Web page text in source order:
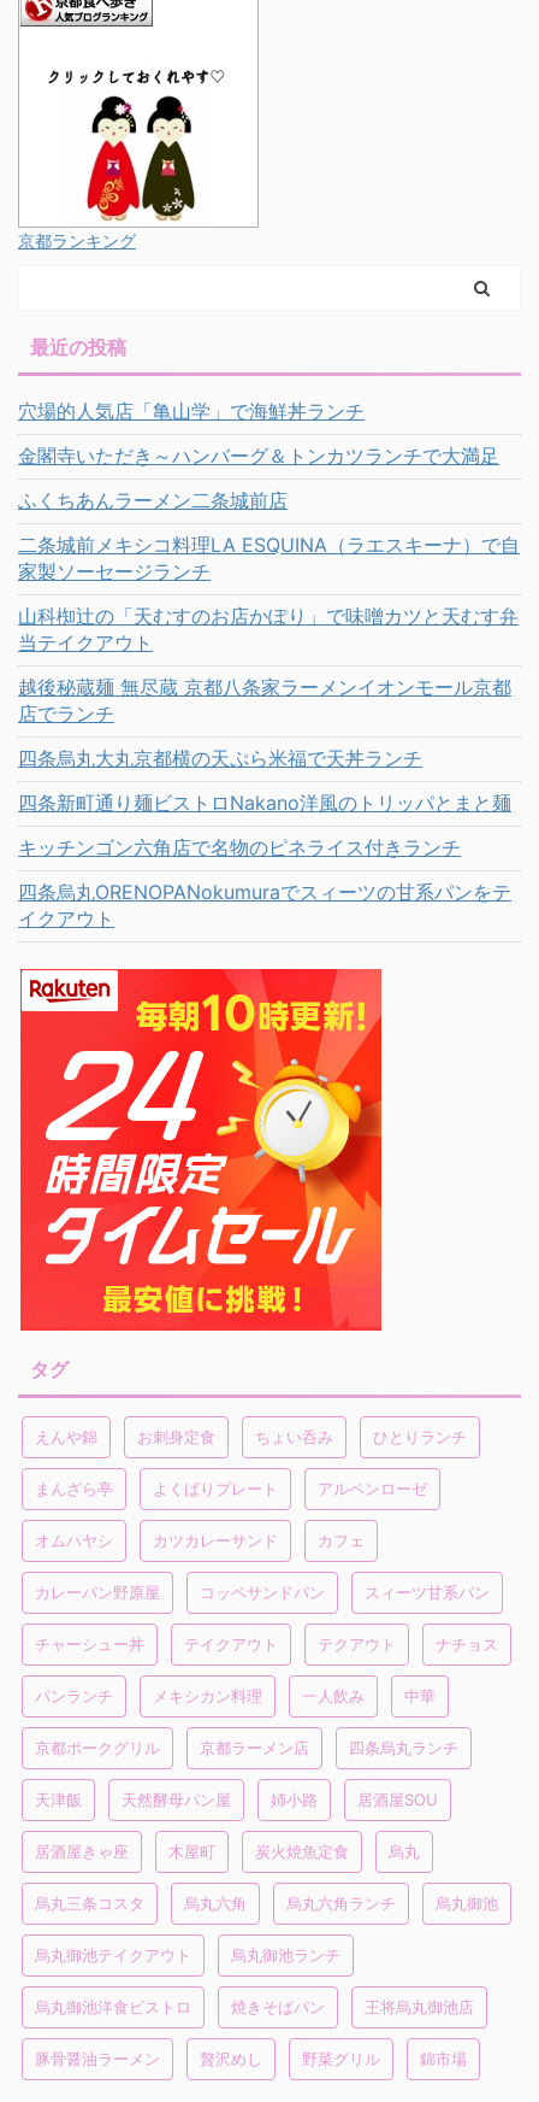
京都ランキング
最近の投稿
穴場的人気店「亀山学」で海鮮丼ランチ
金閣寺いただき～ハンバーグ＆トンカツランチで大満足
ふくちあんラーメン二条城前店
二条城前メキシコ料理LA ESQUINA（ラエスキーナ）で自
家製ソーセージランチ
山科椥辻の「天むすのお店かぽり」で味噌カツと天むす弁
当テイクアウト
越後秘蔵麺 無尽蔵 京都八条家ラーメンイオンモール京都
店でランチ
四条烏丸大丸京都横の天ぷら米福で天丼ランチ
四条新町通り麺ビストロNakano洋風のトリッパとまと麺
キッチンゴン六角店で名物のピネライス付きランチ
四条烏丸ORENOPANokumuraでスィーツの甘系パンをテ
イクアウト
タグ
えんや錦 お刺身定食 ちょい呑み ひとりランチ
まんざら亭 よくばりプレート アルペンローゼ
オムハヤシ カツカレーサンド カフェ
カレーパン野原屋 コッペサンドパン スィーツ甘系パン
チャーシュー丼 テイクアウト テクアウト ナチョス
パンランチ メキシカン料理 一人飲み 中華
京都ポークグリル 京都ラーメン店 四条烏丸ランチ
天津飯 天然酵母パン屋 姉小路 居酒屋SOU
居酒屋きゃ座 木屋町 炭火焼魚定食 烏丸
烏丸三条コスタ 烏丸六角 烏丸六角ランチ 烏丸御池
烏丸御池テイクアウト 烏丸御池ランチ
烏丸御池洋食ビストロ 焼きそばパン 王将烏丸御池店
豚骨醤油ラーメン 贅沢めし 野菜グリル 錦市場